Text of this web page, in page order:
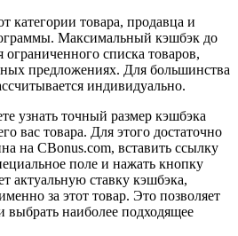
категории товара, продавца и
Максимальный кэшбэк до
ограниченного списка товаров,
предложениях. Для большинства
индивидуально.
узнать точный размер кэшбэка
вас товара. Для этого достаточно
на CBonus.com, вставить ссылку
поле и нажать кнопку
актуальную ставку кэшбэка,
за этот товар. Это позволяет
выбрать наиболее подходящее